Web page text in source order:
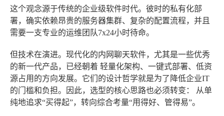
这个观念源于传统的企业级软件时代。彼时的私有化部
署，确实依赖昂贵的服务器集群、复杂的配置流程，并且
需要一支专业的运维团队7x24小时待命。
但技术在演进。现代化的内网聊天软件，尤其是一些优秀
的新一代产品，已经朝着 轻量化架构、一键式部署、低资
源占用 的方向发展。它们的设计哲学就是为了降低企业IT
的门槛和负担。因此，选型的核心思路也必须转变：
从单
纯地追求“买得起”，转向综合考量“用得好、管得易”。